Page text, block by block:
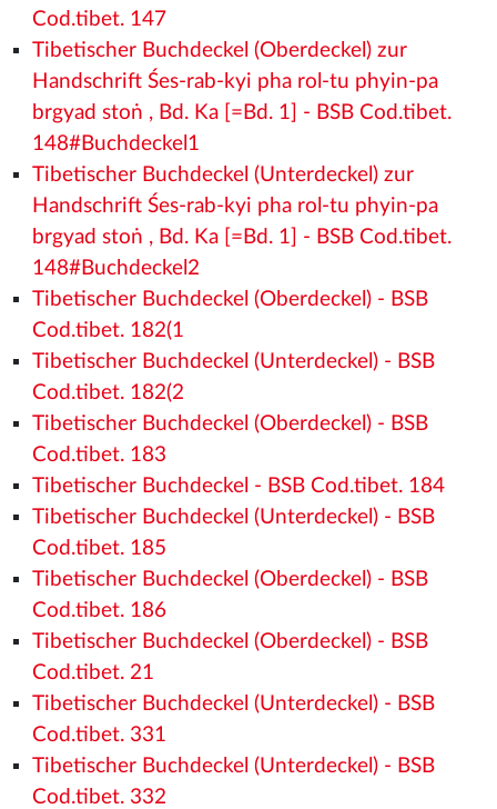
Cod.tibet. 147
Tibetischer Buchdeckel (Oberdeckel) zur
Handschrift Śes-rab-kyi pha rol-tu phyin-pa
brgyad stoṅ , Bd. Ka [=Bd. 1] - BSB Cod.tibet.
148#Buchdeckel1
Tibetischer Buchdeckel (Unterdeckel) zur
Handschrift Śes-rab-kyi pha rol-tu phyin-pa
brgyad stoṅ , Bd. Ka [=Bd. 1] - BSB Cod.tibet.
148#Buchdeckel2
Tibetischer Buchdeckel (Oberdeckel) - BSB
Cod.tibet. 182(1
Tibetischer Buchdeckel (Unterdeckel) - BSB
Cod.tibet. 182(2
Tibetischer Buchdeckel (Oberdeckel) - BSB
Cod.tibet. 183
Tibetischer Buchdeckel - BSB Cod.tibet. 184
Tibetischer Buchdeckel (Unterdeckel) - BSB
Cod.tibet. 185
Tibetischer Buchdeckel (Oberdeckel) - BSB
Cod.tibet. 186
Tibetischer Buchdeckel (Oberdeckel) - BSB
Cod.tibet. 21
Tibetischer Buchdeckel (Unterdeckel) - BSB
Cod.tibet. 331
Tibetischer Buchdeckel (Unterdeckel) - BSB
Cod.tibet. 332